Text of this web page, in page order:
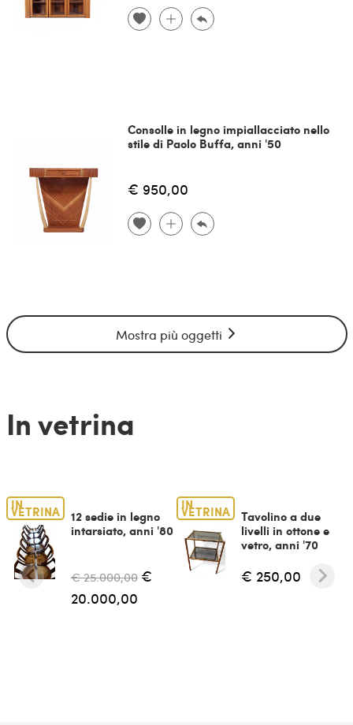
Consolle in legno impiallacciato nello
stile di Paolo Buffa, anni '50
€ 950,00
Mostra più oggetti
In vetrina
IN
VETRINA
12 sedie in legno
intarsiato, anni '80
€ 25.000,00 €
20.000,00
IN
VETRINA
Tavolino a due
livelli in ottone e
vetro, anni '70
€ 250,00